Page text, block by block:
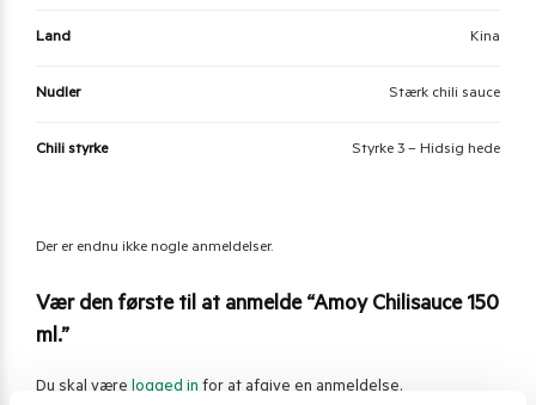
Land Kina
Nudler Stærk chili sauce
Chili styrke Styrke 3 – Hidsig hede
Der er endnu ikke nogle anmeldelser.
Vær den første til at anmelde “Amoy Chilisauce 150
ml.”
Du skal være logged in for at afgive en anmeldelse.